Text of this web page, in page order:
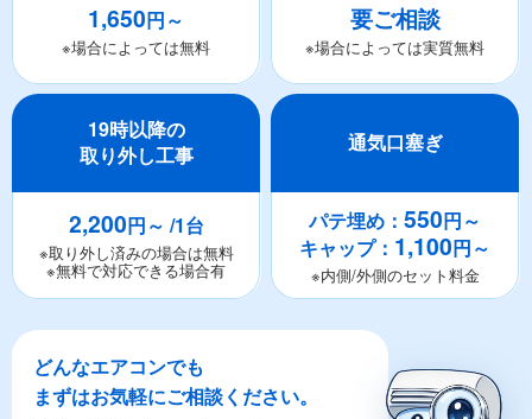
1,650円～
※場合によっては無料
要ご相談
※場合によっては実質無料
19時以降の
取り外し工事
2,200円～ /1台
※取り外し済みの場合は無料
※無料で対応できる場合有
通気口塞ぎ
パテ埋め：550円～
キャップ： 1,100円～
※内側/外側のセット料金
どんなエアコンでも
まずはお気軽にご相談ください。